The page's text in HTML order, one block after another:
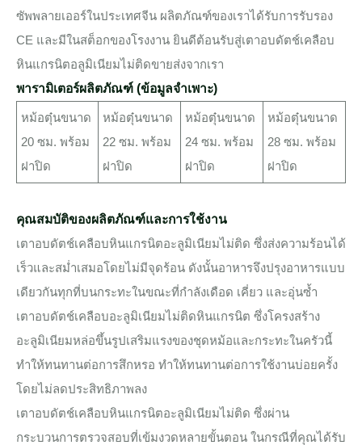
ซัพพลายเออร์ในประเทศจีน ผลิตภัณฑ์ของเราได้รับการรับรอง
CE และมีในสต็อกของโรงงาน ยินดีต้อนรับสู่เตาอบดัตช์เคลือบ
หินแกรนิตอลูมิเนียมไม่ติดขายส่งจากเรา
พารามิเตอร์ผลิตภัณฑ์ (ข้อมูลจำเพาะ)
หม้อตุ๋นขนาด
20 ซม. พร้อม
ฝาปิด
หม้อตุ๋นขนาด
22 ซม. พร้อม
ฝาปิด
หม้อตุ๋นขนาด
24 ซม. พร้อม
ฝาปิด
หม้อตุ๋นขนาด
28 ซม. พร้อม
ฝาปิด
คุณสมบัติของผลิตภัณฑ์และการใช้งาน
เตาอบดัตช์เคลือบหินแกรนิตอะลูมิเนียมไม่ติด ซึ่งส่งความร้อนได้
เร็วและสม่ำเสมอโดยไม่มีจุดร้อน ดังนั้นอาหารจึงปรุงอาหารแบบ
เดียวกันทุกที่บนกระทะในขณะที่กำลังเดือด เคี่ยว และอุ่นซ้ำ
เตาอบดัตช์เคลือบอะลูมิเนียมไม่ติดหินแกรนิต ซึ่งโครงสร้าง
อะลูมิเนียมหล่อขึ้นรูปเสริมแรงของชุดหม้อและกระทะในครัวนี้
ทำให้ทนทานต่อการสึกหรอ ทำให้ทนทานต่อการใช้งานบ่อยครั้ง
โดยไม่ลดประสิทธิภาพลง
เตาอบดัตช์เคลือบหินแกรนิตอะลูมิเนียมไม่ติด ซึ่งผ่าน
กระบวนการตรวจสอบที่เข้มงวดหลายขั้นตอน ในกรณีที่คุณได้รับ